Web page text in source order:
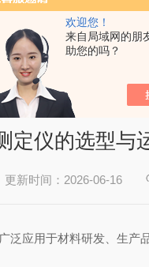
欢迎您！
来自局域网的朋
助您的吗？
定仪的选型与
更新时间：2026-06-16
用于材料研发、生产